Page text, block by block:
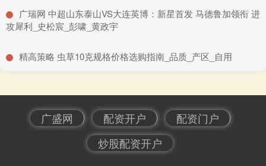
​广瑞网 中超山东泰山VS大连英博：新星首发 马德鲁加领衔 进
攻犀利_史松宸_彭啸_黄政宇
​精高策略 虫草10克规格价格选购指南_品质_产区_自用
广盛网 配资开户
配资门户
炒股配资开户